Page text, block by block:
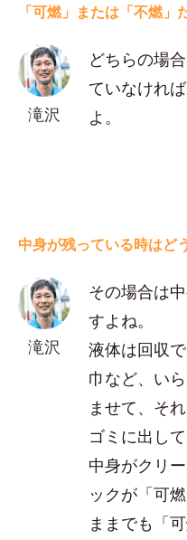
「可燃」または「不燃」
滝沢
どちらの場
ていなけれ
よ。
中身が残っている時はど
滝沢
その場合は
すよね。
液体は回収
巾など、い
ませて、そ
ゴミに出し
中身がクリ
ックが「可
ままでも「